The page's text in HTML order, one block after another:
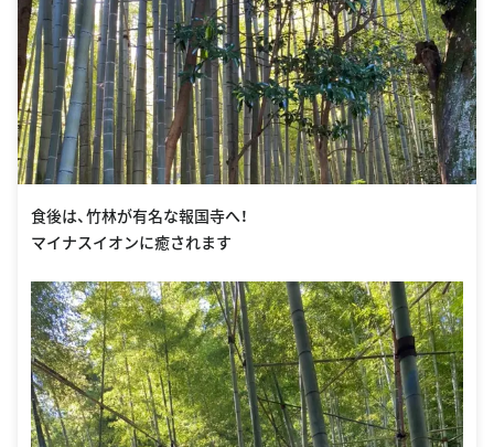
食後は、竹林が有名な報国寺へ！
マイナスイオンに癒されます